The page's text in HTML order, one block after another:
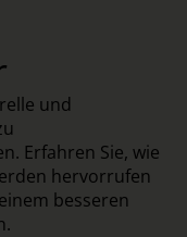
und
Erfahren Sie, wie
hervorrufen
besseren